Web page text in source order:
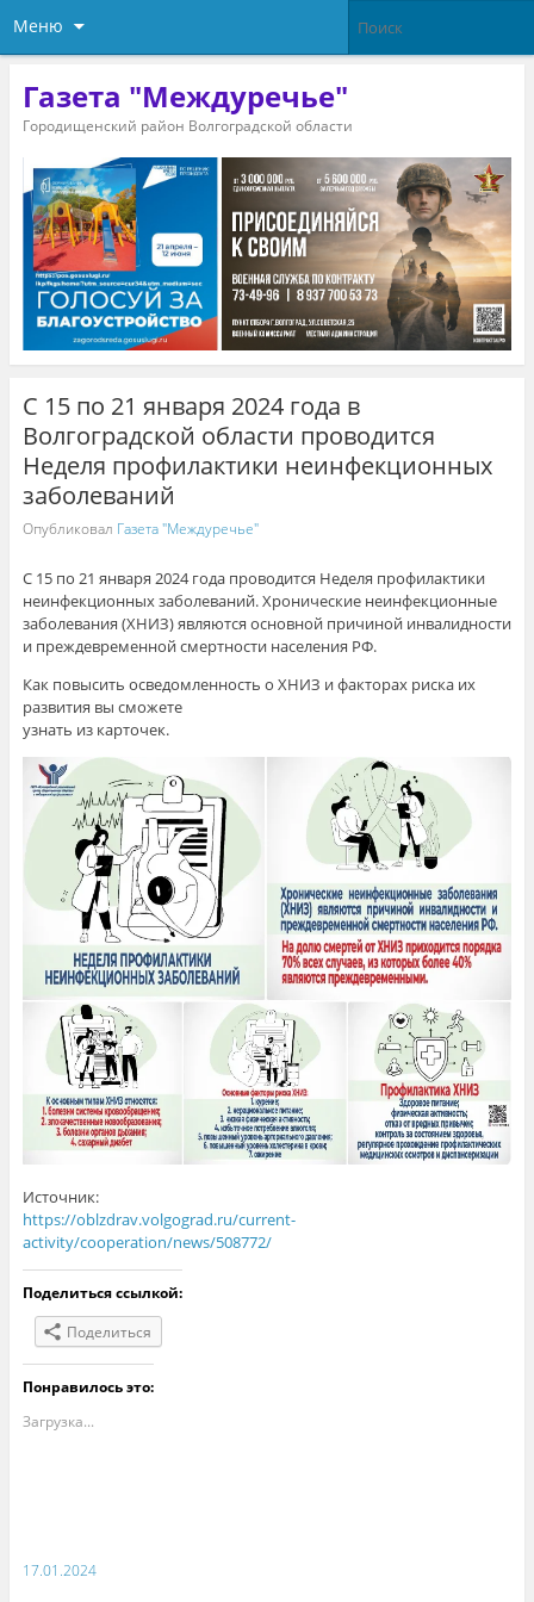
Меню
Газета "Междуречье"
Городищенский район Волгоградской области
С 15 по 21 января 2024 года в
Волгоградской области проводится
Неделя профилактики неинфекционных
заболеваний
Опубликовал Газета "Междуречье"
С 15 по 21 января 2024 года проводится Неделя профилактики
неинфекционных заболеваний. Хронические неинфекционные
заболевания (ХНИЗ) являются основной причиной инвалидности
и преждевременной смертности населения РФ.
Как повысить осведомленность о ХНИЗ и факторах риска их
развития вы сможете
узнать из карточек.
Источник:
https://oblzdrav.volgograd.ru/current-
activity/cooperation/news/508772/
Поделиться ссылкой:
Поделиться
Понравилось это:
Загрузка...
17.01.2024